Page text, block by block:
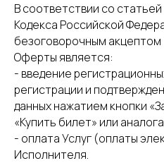
В соответствии со
Кодекса Российской
безоговорочным
Оферты является:
- введение
регистрации и
данных нажатием кнопки
«Купить билет» или
- оплата Услуг (оплаты
Исполнителя.